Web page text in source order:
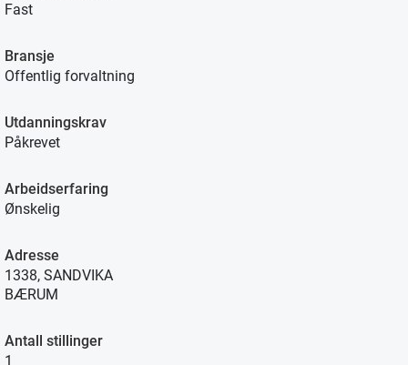
Fast
Bransje
Offentlig forvaltning
Utdanningskrav
Påkrevet
Arbeidserfaring
Ønskelig
Adresse
1338, SANDVIKA
BÆRUM
Antall stillinger
1